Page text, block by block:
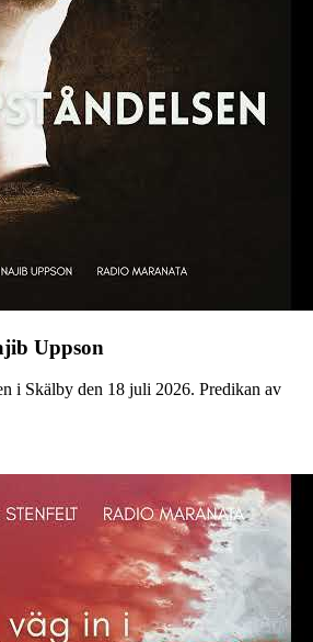
Uppson
i Skälby den 18 juli 2026. Predikan av